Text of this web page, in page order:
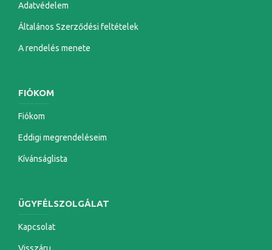
Adatvédelem
Általános Szerződési feltételek
A rendelés menete
FIÓKOM
Fiókom
Eddigi megrendeléseim
Kívánságlista
ÜGYFÉLSZOLGÁLAT
Kapcsolat